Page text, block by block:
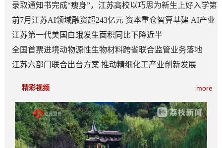
——从“客流通道”到“生活场景”
录取通知书完成“瘦身”，江苏高校以巧思为新生上好入学第
一课
前7月江苏AI领域融资超243亿元 资本重仓智算基建 AI产业
底盘夯实
江苏第一代美国白蛾发生面积同比下降近半
全国首票进境动物源性生物材料跨省联合监管业务落地
江苏六部门联合出台方案 推动精细化工产业创新发展
more
精彩视频